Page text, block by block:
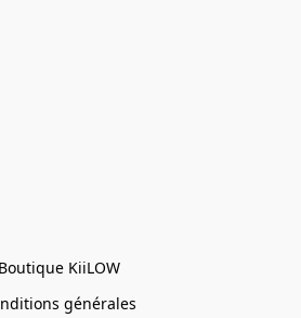
Boutique KiiLOW
générales